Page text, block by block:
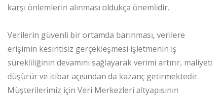
karşı önlemlerin alınması oldukça önemlidir.
Verilerin güvenli bir ortamda barınması, verilere
erişimin kesintisiz gerçekleşmesi işletmenin iş
sürekliliğinin devamını sağlayarak verimi artırır, maliyeti
düşürür ve itibar açısından da kazanç getirmektedir.
Müşterilerimiz için Veri Merkezleri altyapısının